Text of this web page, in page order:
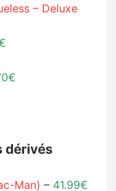
– Deluxe
dérivés
Man) – 41.99€